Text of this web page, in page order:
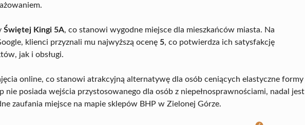
Świętej Kingi 5A, co stanowi wygodne miejsce dla mieszkańców miasta. Na
klienci przyznali mu najwyższą ocenę 5, co potwierdza ich satysfakcję
jak i obsługi.
online, co stanowi atrakcyjną alternatywę dla osób ceniących elastyczne formy
nie posiada wejścia przystosowanego dla osób z niepełnosprawnościami, nadal jest
zaufania miejsce na mapie sklepów BHP w Zielonej Górze.